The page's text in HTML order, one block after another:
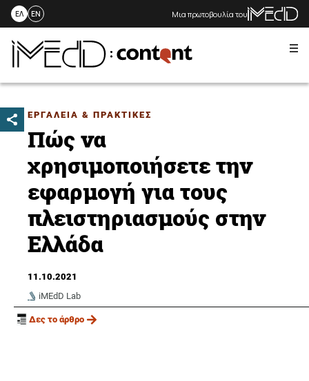
Skip
content
ΕΛ EN Μια πρωτοβουλία του
ΕΡΓΑΛΕΙΑ & ΠΡΑΚΤΙΚΕΣ
Πώς να
χρησιμοποιήσετε την
εφαρμογή για τους
πλειστηριασμούς στην
Ελλάδα
11.10.2021
iMEdD Lab
Δες το άρθρο